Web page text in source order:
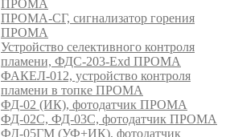
ПРОМА
ПРОМА-СГ, сигнализатор горения
ПРОМА
Устройство селективного контроля
пламени, ФДС-203-Exd ПРОМА
ФАКЕЛ-012, устройство контроля
пламени в топке ПРОМА
ФД-02 (ИК), фотодатчик ПРОМА
ФД-02С, ФД-03С, фотодатчик ПРОМА
ФД-05ГМ (УФ+ИК), фотодатчик